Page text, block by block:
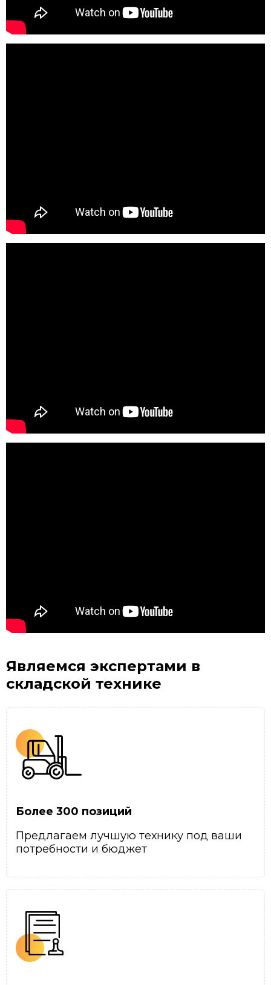
Являемся экспертами в
складской технике
Более 300 позиций
Предлагаем лучшую технику под ваши
потребности и бюджет